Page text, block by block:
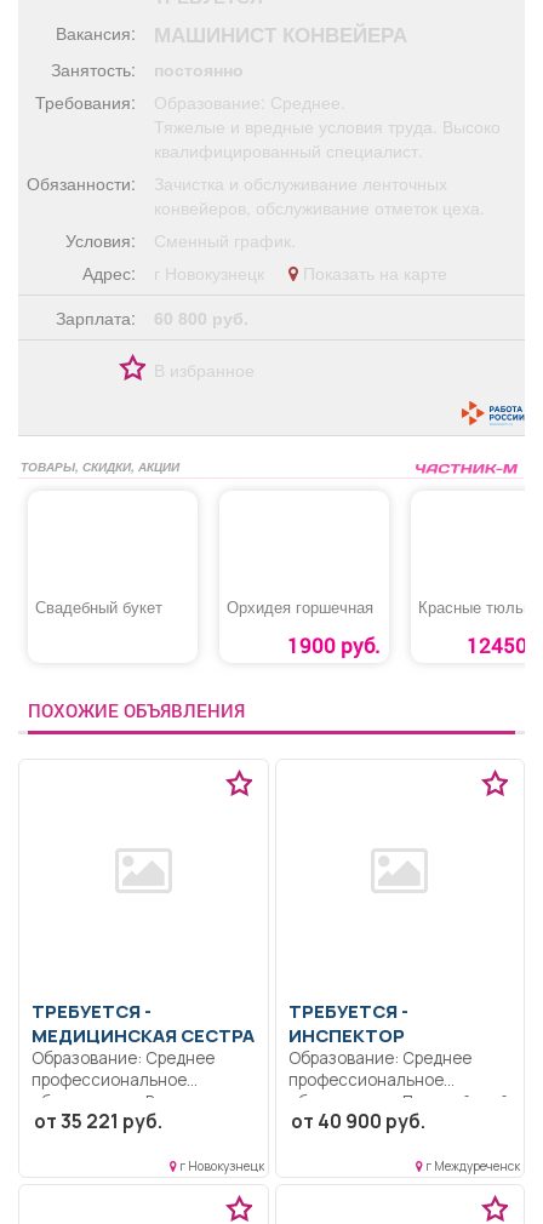
Поздравления Погода
ТВ программа Я - пенсионер
Вакансия: МАШИНИСТ КОНВЕЙЕРА
Занятость:
постоянно
Требования:
Образование: Среднее.
Тяжелые и вредные условия труда. Высоко
квалифицированный специалист.
Обязанности:
Зачистка и обслуживание ленточных
конвейеров, обслуживание отметок цеха.
Условия:
Сменный график.
Адрес:
г Новокузнецк
Показать на карте
Зарплата:
60 800 руб.
В избранное
ТОВАРЫ, СКИДКИ, АКЦИИ
Свадебный букет Орхидея горшечная
1900 руб.
Красные
12450
ПОХОЖИЕ ОБЪЯВЛЕНИЯ
ТРЕБУЕТСЯ -
МЕДИЦИНСКАЯ СЕСТРА
Образование: Среднее
профессиональное
образование.. Выполняет
назначения врача
от 35 221 руб.
г Новокузнецк
ТРЕБУЕТСЯ -
ИНСПЕКТОР
Образование: Среднее
профессиональное
образование.. Полицейский
(водитель) патрульно-
от 40 900 руб.
г Междуреченск